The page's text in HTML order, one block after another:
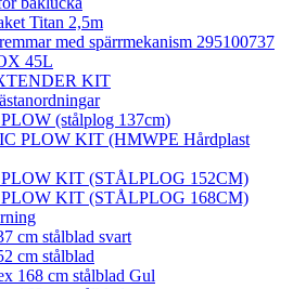
Titan 2,5m
med spärrmekanism 295100737
45L
KIT
(stålplog 137cm)
PLOW KIT (HMWPE Hårdplast
PLOW KIT (STÅLPLOG 152CM)
PLOW KIT (STÅLPLOG 168CM)
cm stålblad svart
cm stålblad
168 cm stålblad Gul